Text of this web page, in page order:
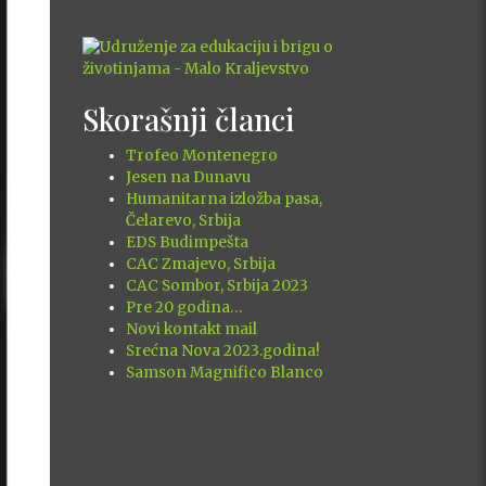
Skorašnji članci
Trofeo Montenegro
Jesen na Dunavu
Humanitarna izložba pasa,
Čelarevo, Srbija
EDS Budimpešta
CAC Zmajevo, Srbija
CAC Sombor, Srbija 2023
Pre 20 godina…
Novi kontakt mail
Srećna Nova 2023.godina!
Samson Magnifico Blanco